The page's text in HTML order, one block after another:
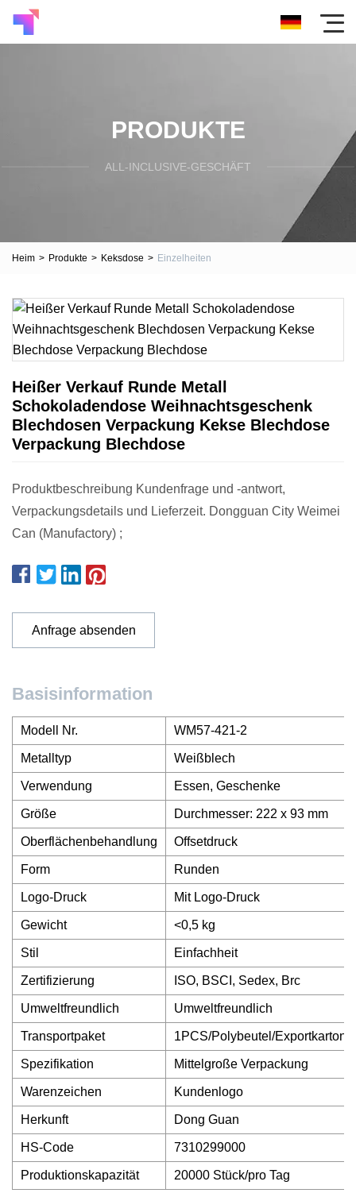
PRODUKTE
ALL-INCLUSIVE-GESCHÄFT
Heim > Produkte > Keksdose > Einzelheiten
Heißer Verkauf Runde Metall
Schokoladendose Weihnachtsgeschenk
Blechdosen Verpackung Kekse Blechdose
Verpackung Blechdose
Produktbeschreibung Kundenfrage und -antwort,
Verpackungsdetails und Lieferzeit. Dongguan City Weimei
Can (Manufactory) ;
Anfrage absenden
Basisinformation
Modell Nr. WM57-421-2
Metalltyp Weißblech
Verwendung Essen, Geschenke
Größe Durchmesser: 222 x 93 mm
Oberflächenbehandlung Offsetdruck
Form Runden
Logo-Druck Mit Logo-Druck
Gewicht <0,5 kg
Stil Einfachheit
Zertifizierung ISO, BSCI, Sedex, Brc
Umweltfreundlich Umweltfreundlich
Transportpaket 1PCS/Polybeutel/Exportkarton
Spezifikation Mittelgroße Verpackung
Warenzeichen Kundenlogo
Herkunft Dong Guan
HS-Code 7310299000
Produktionskapazität 20000 Stück/pro Tag